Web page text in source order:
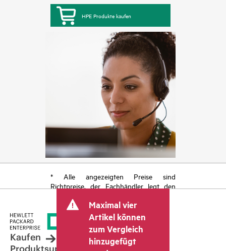
HPE Produkte kaufen
* Alle angezeigten Preise sind
Richtpreise, der Fachhändler legt den
kann weitere Gebühren wie
Mehrwertsteuer und Versandkosten
berücksichtigen. Der vom Fachhändler
festgelegte Transaktionspreis kann von
dem anderer Fachhändler und dem
Maximal vier
Artikel können
zum Vergleich
hinzugefügt
Kaufen
Produktsupport